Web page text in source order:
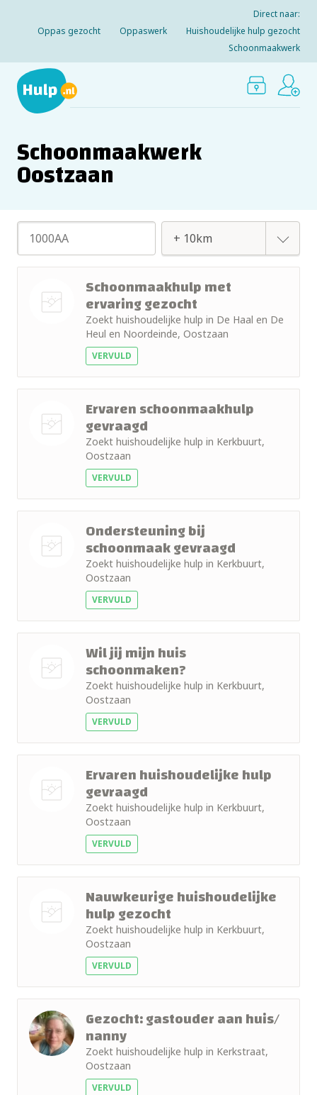
Direct naar:
Oppas gezocht
Oppaswerk
Huishoudelijke hulp gezocht
Schoonmaakwerk
Schoonmaakwerk
Oostzaan
+ 2km
+ 5km
+ 10km
+ 15km
+ 25km
+ 50km
Schoonmaakhulp met
ervaring gezocht
Zoekt huishoudelijke hulp in De Haal en De
Heul en Noordeinde, Oostzaan
VERVULD
Ervaren schoonmaakhulp
gevraagd
Zoekt huishoudelijke hulp in Kerkbuurt,
Oostzaan
VERVULD
Ondersteuning bij
schoonmaak gevraagd
Zoekt huishoudelijke hulp in Kerkbuurt,
Oostzaan
VERVULD
Wil jij mijn huis
schoonmaken?
Zoekt huishoudelijke hulp in Kerkbuurt,
Oostzaan
VERVULD
Ervaren huishoudelijke hulp
gevraagd
Zoekt huishoudelijke hulp in Kerkbuurt,
Oostzaan
VERVULD
Nauwkeurige huishoudelijke
hulp gezocht
Zoekt huishoudelijke hulp in Kerkbuurt,
Oostzaan
VERVULD
Gezocht: gastouder aan huis/
nanny
Zoekt huishoudelijke hulp in Kerkstraat,
Oostzaan
VERVULD